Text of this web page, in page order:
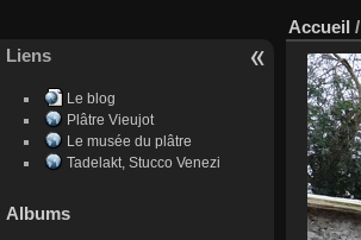
Liens
Le blog
Plâtre Vieujot
Le musée du plâtre
Tadelakt, Stucco Venezi
Albums
Accueil /